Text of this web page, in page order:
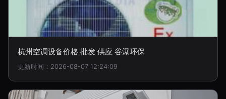
杭州空调设备价格 批发 供应 谷瀑环保
更新时间：2026-08-07 12:24:09